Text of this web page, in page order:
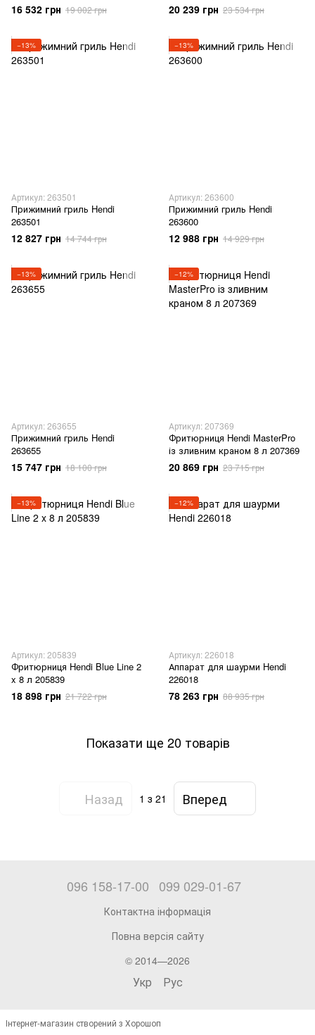
16 532 грн 19 002 грн 20 239 грн 23 534 грн
−13%
Артикул: 263501
Прижимний гриль Hendi
263501
12 827 грн 14 744 грн
−13%
Артикул: 263600
Прижимний гриль Hendi
263600
12 988 грн 14 929 грн
−13%
Артикул: 263655
Прижимний гриль Hendi
263655
15 747 грн 18 100 грн
−12%
Артикул: 207369
Фритюрниця Hendi MasterPro
із зливним краном 8 л 207369
20 869 грн 23 715 грн
−13%
Артикул: 205839
Фритюрниця Hendi Blue Line 2
x 8 л 205839
18 898 грн 21 722 грн
−12%
Артикул: 226018
Аппарат для шаурми Hendi
226018
78 263 грн 88 935 грн
Показати ще 20 товарів
Назад 1 з 21 Вперед
096 158-17-00 099 029-01-67
Контактна інформація
Повна версія сайту
© 2014—2026
Укр Рус
Інтернет-магазин створений з Хорошоп